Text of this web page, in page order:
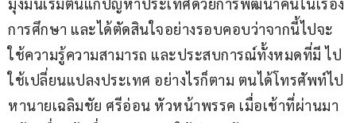
มุ่งมั่นเริ่มต้นแก้ปัญหาประเทศด้วยการพัฒนาคนในเรื่อง
การศึกษา และได้ตัดสินใจอย่างรอบคอบว่าจากนี้ไปจะ
ใช้ความรู้ความสามารถ และประสบการณ์ทั้งหมดที่มี ไป
ใช้เปลี่ยนแปลงประเทศ อย่างไรก็ตาม ตนได้โทรศัพท์ไป
หานายเฉลิมชัย ศรีอ่อน หัวหน้าพรรค เมื่อเช้าที่ผ่านมา